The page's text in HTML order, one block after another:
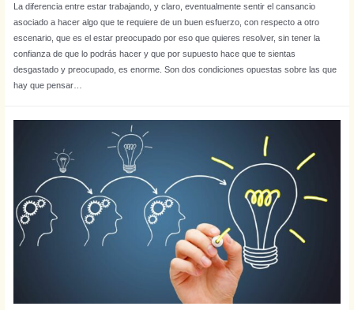
La diferencia entre estar trabajando, y claro, eventualmente sentir el cansancio
asociado a hacer algo que te requiere de un buen esfuerzo, con respecto a otro
escenario, que es el estar preocupado por eso que quieres resolver, sin tener la
confianza de que lo podrás hacer y que por supuesto hace que te sientas
desgastado y preocupado, es enorme. Son dos condiciones opuestas sobre las que
hay que pensar…